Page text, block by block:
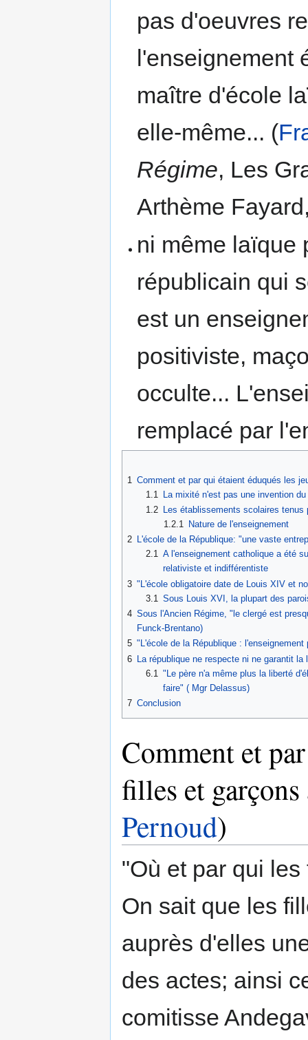
pas d'oeuvres
l'enseignement
maître d'école
elle-même... (
Régime, Les
Arthème
ni même laïque
républicain qui
est un
positiviste,
occulte...
remplacé par
1
Comment et par qui étaient éduqués les
1.1
La mixité n'est pas une invention
1.2
Les établissements scolaires
1.2.1 Nature de l'enseignement
2 L'école de la République: "une vaste
2.1 A l'enseignement catholique a été
relativiste et indifférentiste
3 "L'école obligatoire date de Louis XIV et
3.1
Sous Louis XVI, la plupart des
4 Sous l'Ancien Régime, "le clergé est
Funck-Brentano)
5 "L'école de la République :
6
La république ne respecte ni ne garantit
6.1
"Le père n'a même plus la liberté
faire" ( Mgr Delassus)
7 Conclusion
Comment et
filles et
Pernoud)
"Où et par qui
On sait que les
auprès d'elles
des actes; ainsi
comitisse